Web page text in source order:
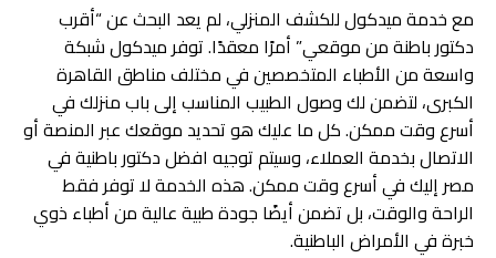
مع خدمة ميدكول للكشف المنزلي، لم يعد البحث عن “أقرب
دكتور باطنة من موقعي” أمرًا معقدًا. توفر ميدكول شبكة
واسعة من الأطباء المتخصصين في مختلف مناطق القاهرة
الكبرى، لتضمن لك وصول الطبيب المناسب إلى باب منزلك في
أسرع وقت ممكن. كل ما عليك هو تحديد موقعك عبر المنصة أو
الاتصال بخدمة العملاء، وسيتم توجيه افضل دكتور باطنية في
مصر إليك في أسرع وقت ممكن. هذه الخدمة لا توفر فقط
الراحة والوقت، بل تضمن أيضًا جودة طبية عالية من أطباء ذوي
خبرة في الأمراض الباطنية.